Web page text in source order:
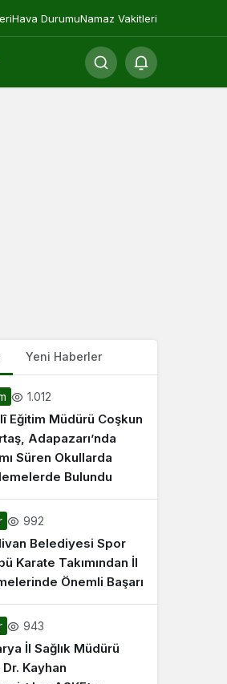
Hava DurumuNamaz Vakitleri
Yeni Haberler
1.012
Eğitim Müdürü Coşkun
Adapazarı’nda
Süren Okullarda
Bulundu
992
Belediyesi Spor
Karate Takımından İl
Önemli Başarı
943
İl Sağlık Müdürü
Kayhan